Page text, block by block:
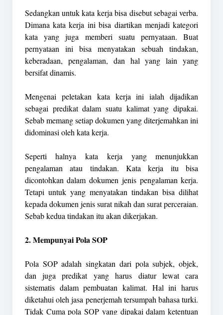
Sedangkan untuk kata kerja bisa disebut sebagai verba.
Dimana kata kerja ini bisa diartikan menjadi kategori
kata yang juga memberi suatu pernyataan. Buat
pernyataan ini bisa menyatakan sebuah tindakan,
keberadaan, pengalaman, dan hal yang lain yang
bersifat dinamis.
Mengenai peletakan kata kerja ini ialah dijadikan
sebagai predikat dalam suatu kalimat yang dipakai.
Sebab memang setiap dokumen yang diterjemahkan ini
didominasi oleh kata kerja.
Seperti halnya kata kerja yang menunjukkan
pengalaman atau tindakan. Kata kerja itu bisa
dicontohkan dalam dokumen jenis pengalaman kerja.
Tetapi untuk yang menyatakan tindakan bisa dilihat
kepada dokumen jenis surat nikah dan surat perceraian.
Sebab kedua tindakan itu akan dikerjakan.
2. Mempunyai Pola SOP
Pola SOP adalah singkatan dari pola subjek, objek,
dan juga predikat yang harus diatur lewat cara
sistematis dalam pembuatan kalimat. Hal ini harus
diketahui oleh jasa penerjemah tersumpah bahasa turki.
Tidak Cuma pola SOP yang dipakai dalam ketentuan